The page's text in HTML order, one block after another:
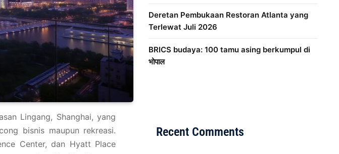
Lingang, Shanghai, yang
bisnis maupun rekreasi.
Center, dan Hyatt Place
Deretan Pembukaan Restoran Atlanta yang
Terlewat Juli 2026
BRICS budaya: 100 tamu asing berkumpul di
भोपाल
Recent Comments